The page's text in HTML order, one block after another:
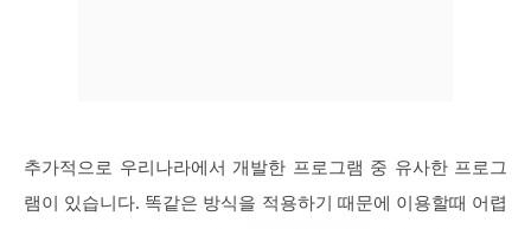
추가적으로 우리나라에서 개발한 프로그램 중 유사한 프로그
램이 있습니다. 똑같은 방식을 적용하기 때문에 이용할때 어렵